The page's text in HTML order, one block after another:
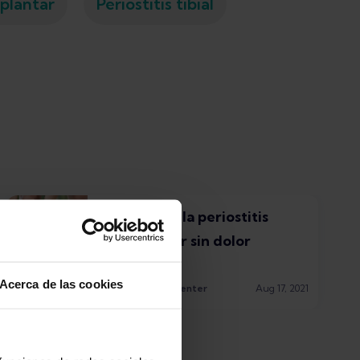
Acerca de las cookies
Cómo curar la periostitis
tibial: Correr sin dolor
Kim Van Deventer Aug 17, 2021